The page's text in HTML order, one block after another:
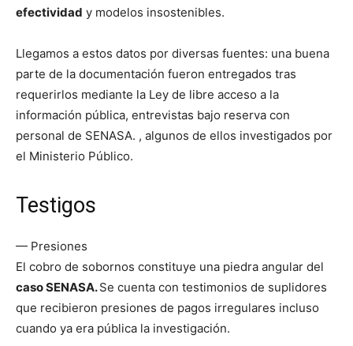
efectividad y modelos insostenibles.
Llegamos a estos datos por diversas fuentes: una buena
parte de la documentación fueron entregados tras
requerirlos mediante la Ley de libre acceso a la
información pública, entrevistas bajo reserva con
personal de SENASA. , algunos de ellos investigados por
el Ministerio Público.
Testigos
— Presiones
El cobro de sobornos constituye una piedra angular del
caso SENASA.Se cuenta con testimonios de suplidores
que recibieron presiones de pagos irregulares incluso
cuando ya era pública la investigación.